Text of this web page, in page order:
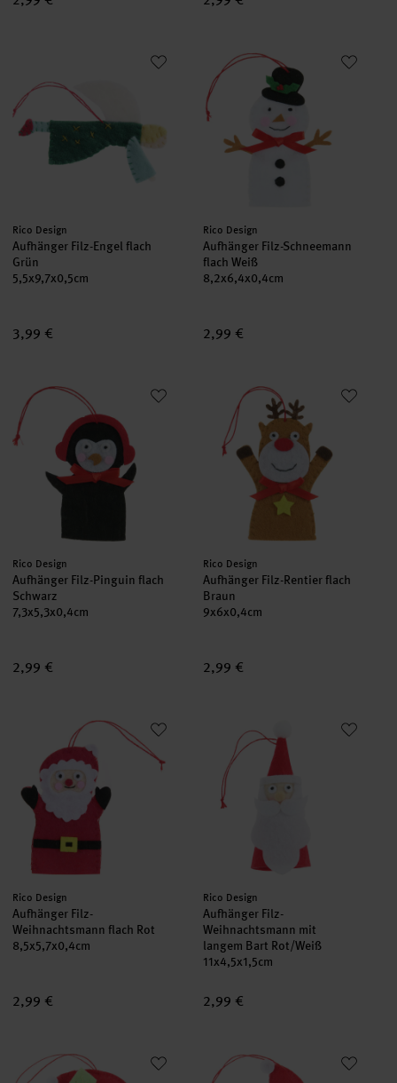
Aufhänger Filz-Engel flach Grün
Hersteller:
Rico Design
Aufhänger Filz-Engel flach
Grün
5,5x9,7x0,5cm
3,99 €
Aufhänger Filz-Schneemann
Hersteller:
Rico Design
Aufhänger Filz-Schneemann
flach Weiß
8,2x6,4x0,4cm
2,99 €
Aufhänger Filz-Pinguin flach Schwarz
Hersteller:
Rico Design
Aufhänger Filz-Pinguin flach
Schwarz
7,3x5,3x0,4cm
2,99 €
Aufhänger Filz-Rentier flach
Hersteller:
Rico Design
Aufhänger Filz-Rentier flach
Braun
9x6x0,4cm
2,99 €
Aufhänger Filz-Weihnachtsmann flach Rot
Hersteller:
Rico Design
Aufhänger Filz-
Weihnachtsmann flach Rot
8,5x5,7x0,4cm
2,99 €
Aufhänger Filz-
Hersteller:
Rico Design
Aufhänger Filz-
Weihnachtsmann mit
langem Bart Rot/Weiß
11x4,5x1,5cm
2,99 €
Aufhänger Filz-Santa mit Ilex Rot/WeißAufhänger Filz-